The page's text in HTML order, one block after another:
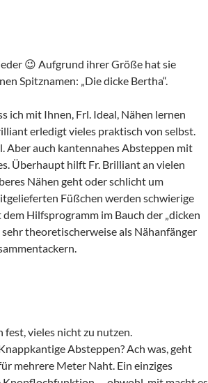
😉 Aufgrund ihrer Größe hat sie
Spitznamen: „Die dicke Bertha“.
ich mit Ihnen, Frl. Ideal, Nähen lernen
erledigt vieles praktisch von selbst.
Aber auch kantennahes Absteppen mit
Überhaupt hilft Fr. Brilliant an vielen
Nähen geht oder schlicht um
Füßchen werden schwierige
Hilfsprogramm im Bauch der „dicken
sehr theoretischerweise als Nähanfänger
fest, vieles nicht zu nutzen.
Absteppen? Ach was, geht
mehrere Meter Naht. Ein einziges